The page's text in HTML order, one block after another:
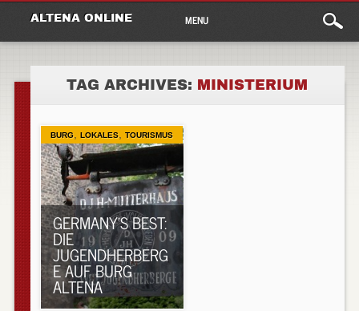
ALTENA ONLINE
Main
menu
content
MENU
TAG ARCHIVES: MINISTERIUM
BURG, LOKALES, TOURISMUS
GERMANY’S BEST:
DIE
JUGENDHERBERG
E AUF BURG
ALTENA